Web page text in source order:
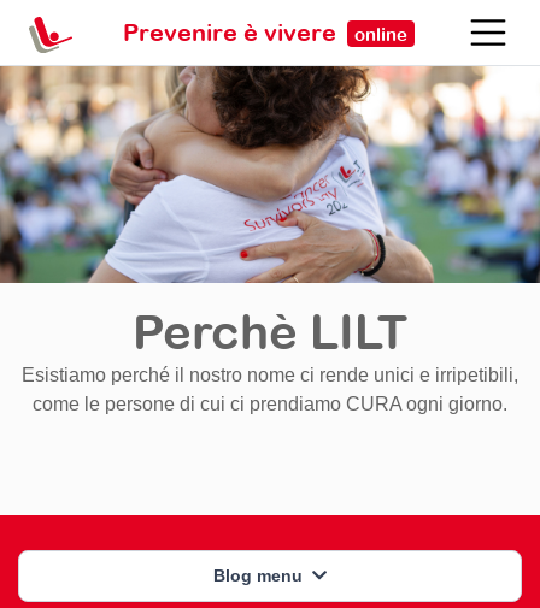
Prevenire è vivere online
Perchè LILT
Esistiamo perché il nostro nome ci rende unici e irripetibili,
come le persone di cui ci prendiamo CURA ogni giorno.
Blog menu